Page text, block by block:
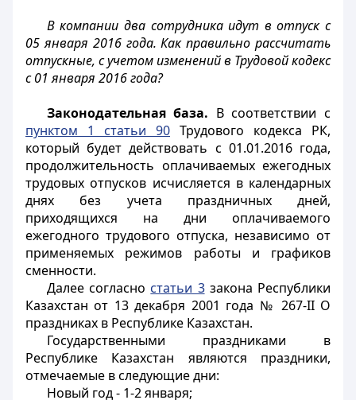
В компании два сотрудника идут в отпуск с
05 января 2016 года. Как правильно рассчитать
отпускные, с учетом изменений в Трудовой кодекс
с 01 января 2016 года?
Законодательная база. В соответствии с
пунктом 1 статьи 90 Трудового кодекса РК,
который будет действовать с 01.01.2016 года,
продолжительность оплачиваемых ежегодных
трудовых отпусков исчисляется в календарных
днях без учета праздничных дней,
приходящихся на дни оплачиваемого
ежегодного трудового отпуска, независимо от
применяемых режимов работы и графиков
сменности.
Далее согласно статьи 3закона Республики
Казахстан от 13 декабря 2001 года № 267-II О
праздниках в Республике Казахстан.
Государственными праздниками в
Республике Казахстан являются праздники,
отмечаемые в следующие дни:
Новый год - 1-2 января;